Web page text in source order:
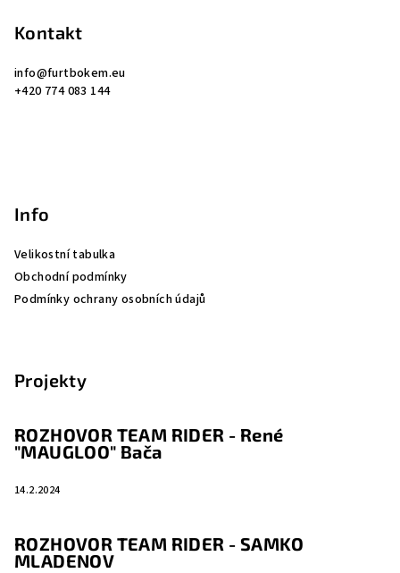
Kontakt
info@furtbokem.eu
+420 774 083 144
Info
Velikostní tabulka
Obchodní podmínky
Podmínky ochrany osobních údajů
Projekty
ROZHOVOR TEAM RIDER - René
"MAUGLOO" Bača
14.2.2024
ROZHOVOR TEAM RIDER - SAMKO
MLADENOV